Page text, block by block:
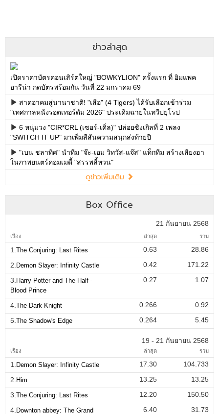
ข่าวล่าสุด
เปิดราคาบัตรคอนเสิร์ตใหญ่ "BOWKYLION" ครั้งแรก ที่ อิมแพค
อารีน่า กดบัตรพร้อมกัน วันที่ 22 มกราคม 69
สาดอาคมสู่นานาชาติ! "เสือ" (4 Tigers) ได้รับเลือกเข้าร่วม
"เทศกาลหนังรอตเทอร์ดัม 2026" ประเดิมฉายในทวีปยุโรป
6 หนุ่มวง "CIR*CRL (เซอร์-เคิ่ล)" ปล่อยซิงเกิลที่ 2 เพลง
"SWITCH IT UP" มาเพิ่มสีสันความสนุกส่งท้ายปี
"เบน ชลาทิศ" นำทีม "จ๊ะ-เอม วิทวัส-แจ๊ส" แท็กทีม สร้างเสียงฮา
ในภาพยนตร์คอมเมดี้ "สรรพลี้หวน"
ดูข่าวเพิ่มเติม
Box Office
21 กันยายน 2568
เรื่อง ล่าสุด รวม
1. The Conjuring: Last Rites 0.63
28.86
2. Demon Slayer: Infinity Castle 0.42
171.22
3. Harry Potter and The Half -
Blood Prince
0.27 1.07
4. The Dark Knight 0.266
0.92
5. The Shadow's Edge 0.264 5.45
19 - 21 กันยายน 2568
เรื่อง ล่าสุด รวม
1. Demon Slayer: Infinity Castle 17.30
104.733
2. Him 13.25
13.25
3. The Conjuring: Last Rites 12.20
150.50
4. Downton abbey: The Grand 6.40 31.73